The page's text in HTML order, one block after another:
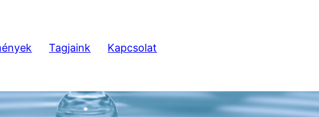
Tagjaink Kapcsolat